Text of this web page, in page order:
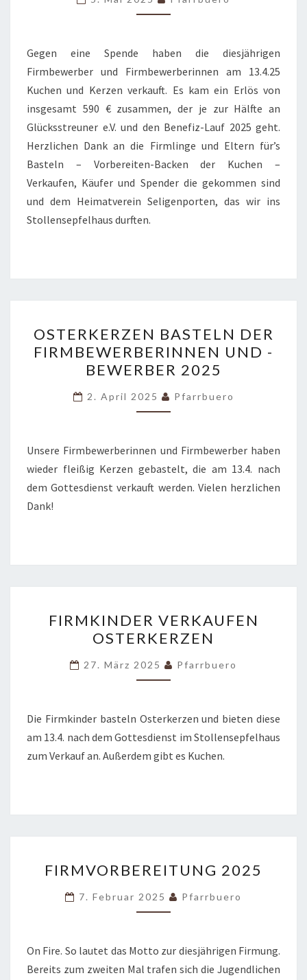
Gegen eine Spende haben die diesjährigen
Firmbewerber und Firmbewerberinnen am 13.4.25
Kuchen und Kerzen verkauft. Es kam ein Erlös von
insgesamt 590 € zusammen, der je zur Hälfte an
Glücksstreuner e.V. und den Benefiz-Lauf 2025 geht.
Herzlichen Dank an die Firmlinge und Eltern für’s
Basteln – Vorbereiten-Backen der Kuchen –
Verkaufen, Käufer und Spender die gekommen sind
und dem Heimatverein Seligenporten, das wir ins
Stollensepfelhaus durften.
BASTELN
DER
FIRMBEWERBERINNEN
UND
-
2025
OSTERKERZEN BASTELN DER
FIRMBEWERBERINNEN UND -
BEWERBER 2025
2. April 2025 Pfarrbuero
Unsere Firmbewerberinnen und Firmbewerber haben
wieder fleißig Kerzen gebastelt, die am 13.4. nach
dem Gottesdienst verkauft werden. Vielen herzlichen
Dank!
VERKAUFEN
OSTERKERZEN
FIRMKINDER VERKAUFEN
OSTERKERZEN
27. März 2025 Pfarrbuero
Die Firmkinder basteln Osterkerzen und bieten diese
am 13.4. nach dem Gottesdienst im Stollensepfelhaus
zum Verkauf an. Außerdem gibt es Kuchen.
2025
FIRMVORBEREITUNG 2025
7. Februar 2025 Pfarrbuero
On Fire. So lautet das Motto zur diesjährigen Firmung.
Bereits zum zweiten Mal trafen sich die Jugendlichen